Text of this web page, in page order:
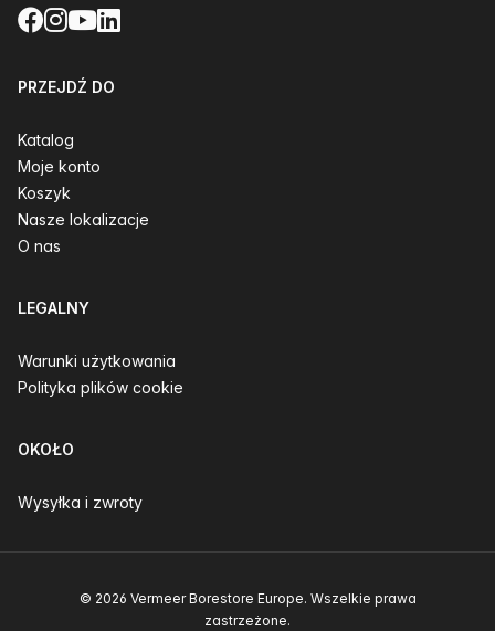
Facebook
Instagram
YouTube
LinkedIn
PRZEJDŹ DO
Katalog
Moje konto
Koszyk
Nasze lokalizacje
O nas
LEGALNY
Warunki użytkowania
Polityka plików cookie
OKOŁO
Wysyłka i zwroty
© 2026 Vermeer Borestore Europe. Wszelkie prawa
zastrzeżone.